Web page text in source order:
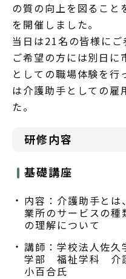
の質の向上を図ること
を開催しました。
当日は21名の皆様にご
ご希望の方には別日に
としての職場体験を行
は介護助手としての雇
た。
研修内容
基礎講座
内容：介護助手と
業所のサービスの
の理解について
講師：学校法人佐
学部 福祉学科
小百合氏